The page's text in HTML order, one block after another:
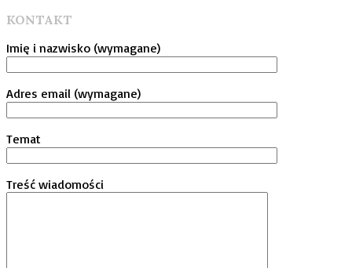
KONTAKT
Imię i nazwisko (wymagane)
Adres email (wymagane)
Temat
Treść wiadomości